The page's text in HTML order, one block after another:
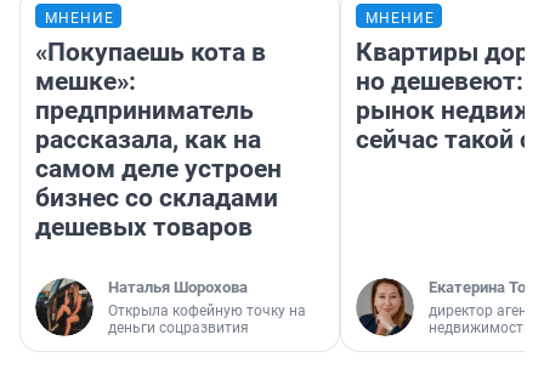
МНЕНИЕ
«Покупаешь кота в
мешке»:
предприниматель
рассказала, как на
самом деле устроен
бизнес со складами
дешевых товаров
Наталья Шорохова
Открыла кофейную точку на
деньги соцразвития
МНЕНИЕ
Квартиры
но дешевеют:
рынок
сейчас такой
Екатерина
директор
недвижимости